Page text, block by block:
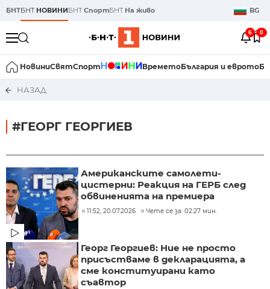
БНТБНТ НОВИНИБНТСпортБНТ На живо BG
6 0
НовиниСвятСпорт ВреметоБългария и еврото
НАЗАД
#ГЕОРГ ГЕОРГИЕВ
Американските самолети-
цистерни: Реакция на ГЕРБ след
обвиненията на премиера
11:52, 20.07.2026 Чете се за: 02:27 мин.
Георг Георгиев: Ние не просто
присъстваме в декларацията, а
сме конституирани като
съавтор